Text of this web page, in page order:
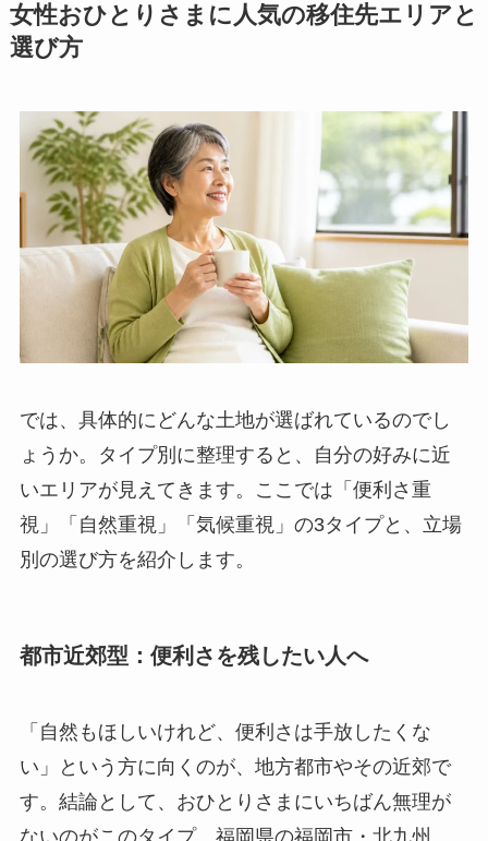
女性おひとりさまに人気の移住先エリアと
選び方
では、具体的にどんな土地が選ばれているのでし
ょうか。タイプ別に整理すると、自分の好みに近
いエリアが見えてきます。ここでは「便利さ重
視」「自然重視」「気候重視」の3タイプと、立場
別の選び方を紹介します。
都市近郊型：便利さを残したい人へ
「自然もほしいけれど、便利さは手放したくな
い」という方に向くのが、地方都市やその近郊で
す。結論として、おひとりさまにいちばん無理が
ないのがこのタイプ。福岡県の福岡市・北九州